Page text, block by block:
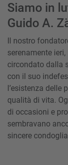
Siamo in
Guido A.
Il nostro
serenamente
circondato dalla
con il suo
l’esistenza delle
qualità di vita.
di occasioni e
sembravano
sincere